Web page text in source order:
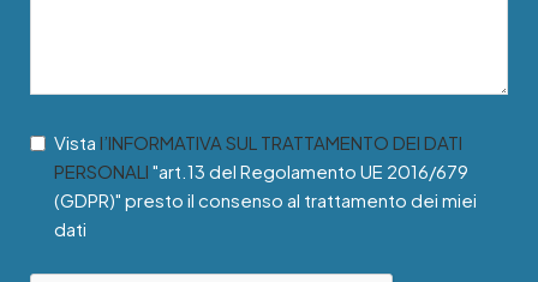
Vista l’INFORMATIVA SUL TRATTAMENTO DEI DATI
PERSONALI "art.13 del Regolamento UE 2016/679
(GDPR)" presto il consenso al trattamento dei miei
dati